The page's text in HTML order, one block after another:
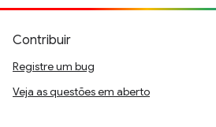
Contribuir
Registre um bug
Veja as questões em aberto